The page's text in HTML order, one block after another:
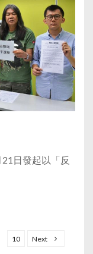
日發起以「反
10 Next